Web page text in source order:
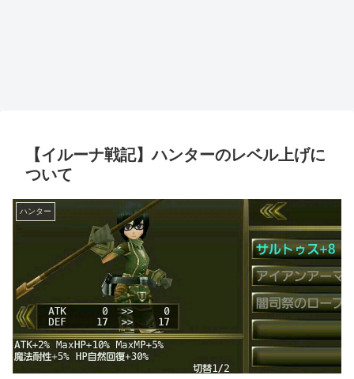
【イルーナ戦記】ハンターのレベル上げに
ついて
ハンター